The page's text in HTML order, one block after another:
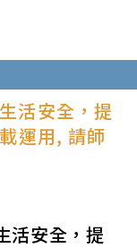
活安全，提
運用, 請師
活安全，提